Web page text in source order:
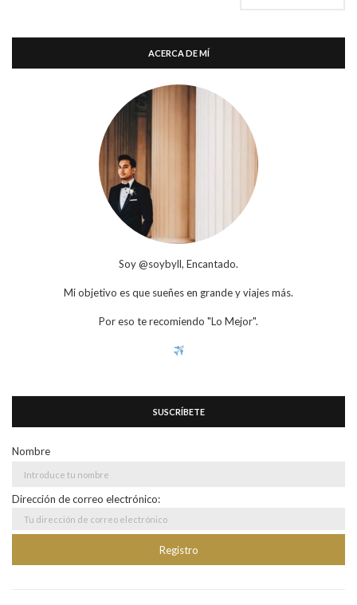
ACERCA DE MÍ
Soy @soybyll, Encantado.
Mi objetivo es que sueñes en grande y viajes más.
Por eso te recomiendo "Lo Mejor".
SUSCRÍBETE
Nombre
Dirección de correo electrónico: